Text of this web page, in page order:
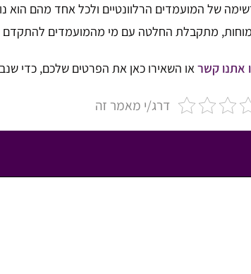
של המועמדים הרלוונטיים ולכל אחד מהם
מוחות, מתקבלת החלטה עם מי מהמועמדים להתקדם
אתנו קשראו השאירו כאן את הפרטים שלכם, כדי
דרג/י מאמר זה